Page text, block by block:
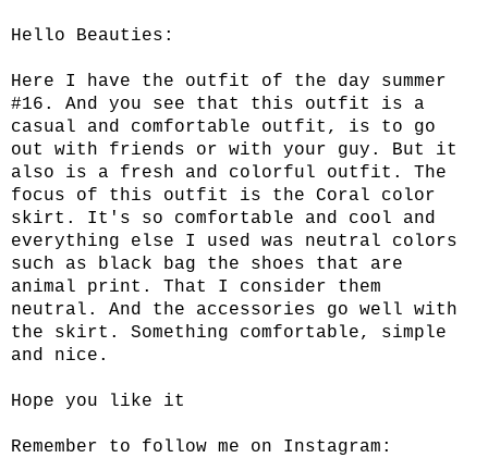
Hello Beauties:
Here I have the outfit of the day summer
#16. And you see that this outfit is a
casual and comfortable outfit, is to go
out with friends or with your guy. But it
also is a fresh and colorful outfit. The
focus of this outfit is the Coral color
skirt. It's so comfortable and cool and
everything else I used was neutral colors
such as black bag the shoes that are
animal print. That I consider them
neutral. And the accessories go well with
the skirt. Something comfortable, simple
and nice.
Hope you like it
Remember to follow me on Instagram: